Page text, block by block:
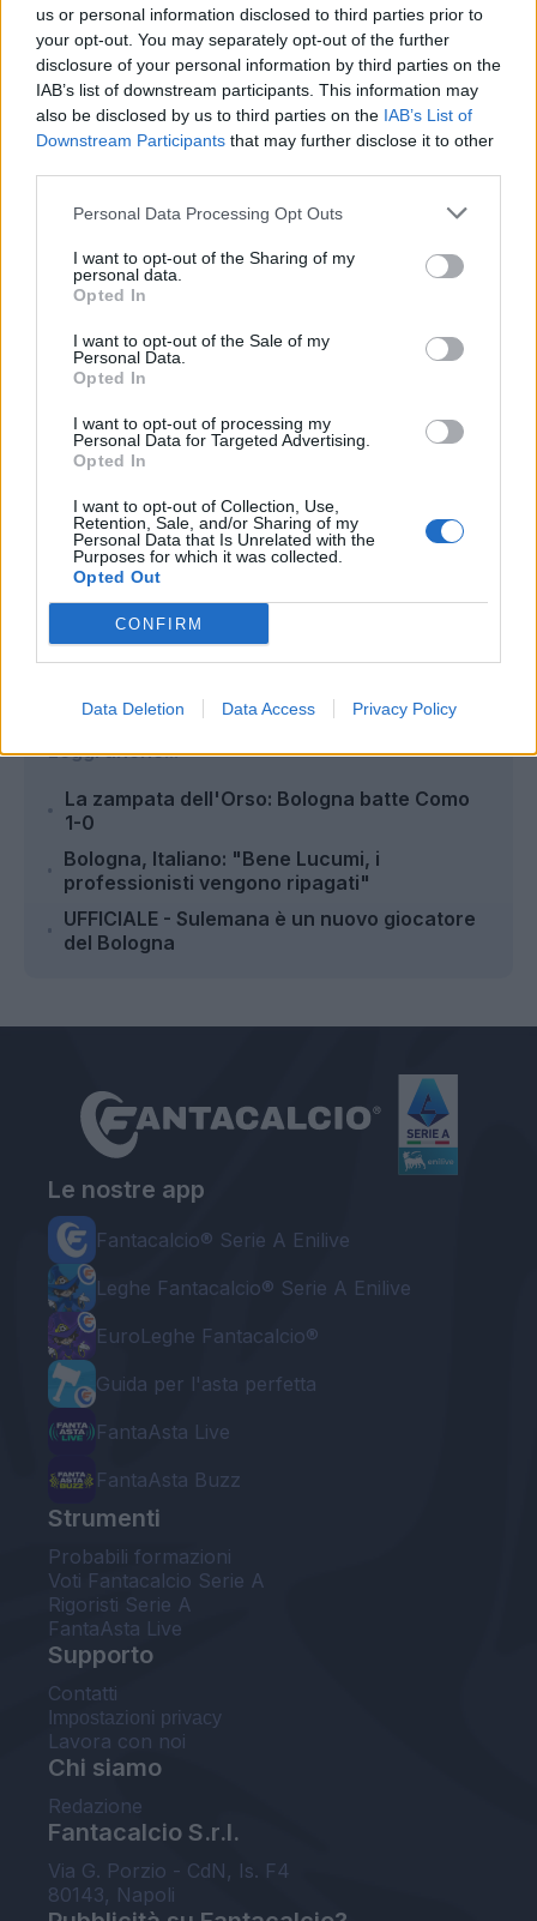
us or personal information disclosed to third parties prior to
your opt-out. You may separately opt-out of the further
disclosure of your personal information by third parties on the
IAB’s list of downstream participants. This information may
also be disclosed by us to third parties on the IAB’s List of
Downstream Participants that may further disclose it to other
Personal Data Processing Opt Outs
I want to opt-out of the Sharing of my
personal data.
Opted In
I want to opt-out of the Sale of my
Personal Data.
Opted In
I want to opt-out of processing my
Personal Data for Targeted Advertising.
Opted In
I want to opt-out of Collection, Use,
Retention, Sale, and/or Sharing of my
Personal Data that Is Unrelated with the
Purposes for which it was collected.
Opted Out
CONFIRM
Data Deletion Data Access Privacy Policy
"Gli esami cui è stato sottoposto Ciro
Immobile hanno evidenziato una lesione del
retto femorale destro (tempi di recupero
circa 8 settimane)".
Redazione Fantacalcio.it
Leggi anche...
La zampata dell'Orso: Bologna batte Como
1-0
Bologna, Italiano: "Bene Lucumi, i
professionisti vengono ripagati"
UFFICIALE - Sulemana è un nuovo giocatore
del Bologna
Le nostre app
Fantacalcio® Serie A Enilive
Leghe Fantacalcio® Serie A Enilive
EuroLeghe Fantacalcio®
Guida per l'asta perfetta
FantaAsta Live
FantaAsta Buzz
Strumenti
Probabili formazioni
Voti Fantacalcio Serie A
Rigoristi Serie A
FantaAsta Live
Supporto
Contatti
Impostazioni privacy
Lavora con noi
Chi siamo
Redazione
Fantacalcio S.r.l.
Via G. Porzio - CdN, Is. F4
80143, Napoli